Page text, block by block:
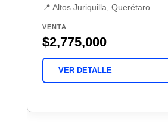
📍 Altos Juriquilla, Querétaro
VENTA
$2,775,000
VER DETALLE